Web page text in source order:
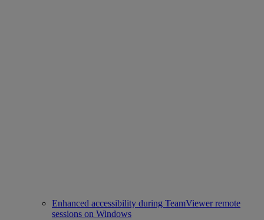
Enhanced accessibility during TeamViewer remote
sessions on Windows